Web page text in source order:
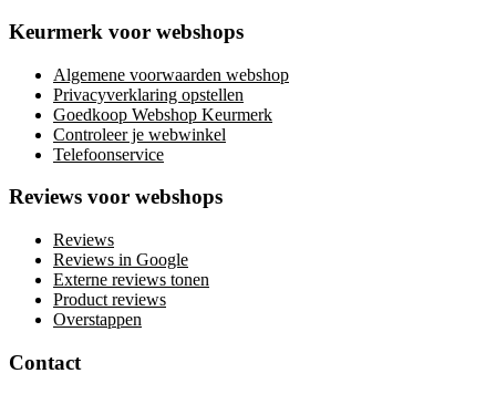
Keurmerk voor webshops
Algemene voorwaarden webshop
Privacyverklaring opstellen
Goedkoop Webshop Keurmerk
Controleer je webwinkel
Telefoonservice
Reviews voor webshops
Reviews
Reviews in Google
Externe reviews tonen
Product reviews
Overstappen
Contact